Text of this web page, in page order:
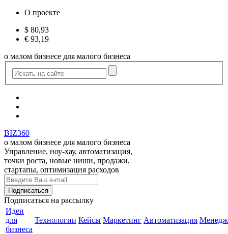
О проекте
$ 80,93
€ 93,19
о малом бизнесе для малого бизнеса
BIZ360
о малом бизнесе для малого бизнеса
Управление, ноу-хау, автоматизация,
точки роста, новые ниши, продажи,
стартапы, оптимизация расходов
Подписаться на рассылку
Идеи
для
бизнеса
Технологии Кейсы Маркетинг Автоматизация